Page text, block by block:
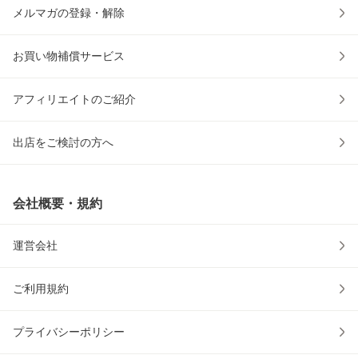
メルマガの登録・解除
お買い物補償サービス
アフィリエイトのご紹介
出店をご検討の方へ
会社概要・規約
運営会社
ご利用規約
プライバシーポリシー